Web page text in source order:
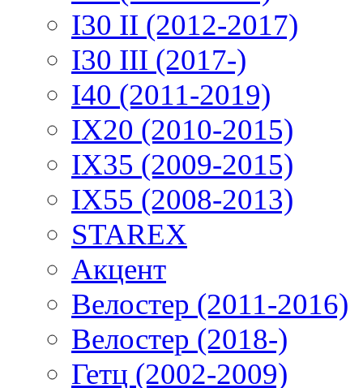
I30 II (2012-2017)
I30 III (2017-)
I40 (2011-2019)
IX20 (2010-2015)
IX35 (2009-2015)
IX55 (2008-2013)
STAREX
Акцент
Велостер (2011-2016)
Велостер (2018-)
Гетц (2002-2009)